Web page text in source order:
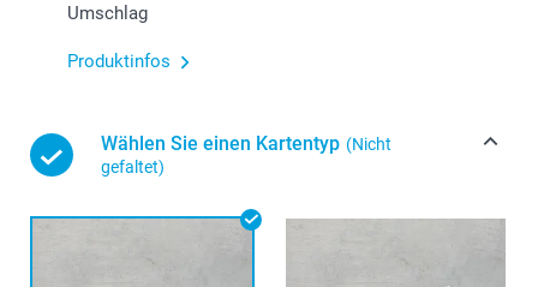
Umschlag
Produktinfos
Wählen Sie einen Kartentyp (Nicht
gefaltet)